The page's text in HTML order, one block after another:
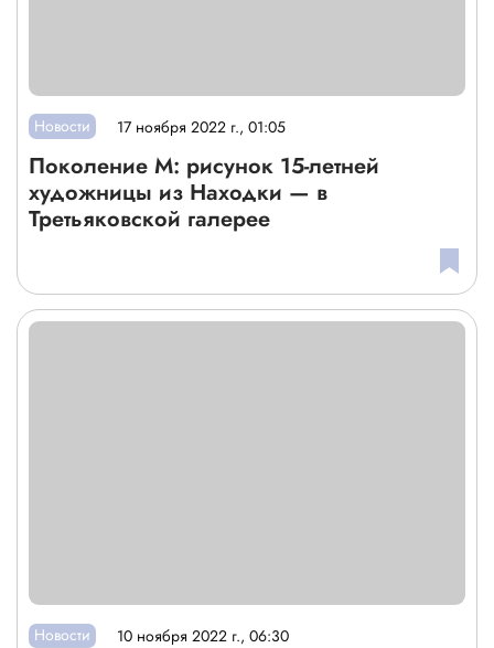
Новости 17 ноября 2022 г., 01:05
Поколение М: рисунок 15-летней
художницы из Находки — в
Третьяковской галерее
Новости 10 ноября 2022 г., 06:30